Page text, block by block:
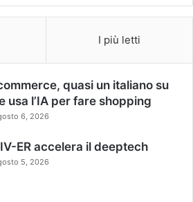
I più letti
quasi un italiano su
usa l’IA per fare shopping
6, 2026
ER accelera il deeptech
5, 2026